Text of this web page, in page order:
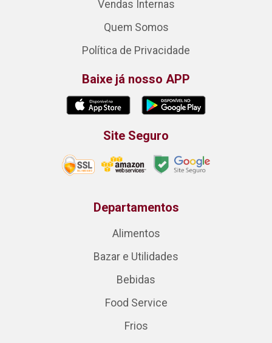
Vendas Internas
Quem Somos
Política de Privacidade
Baixe já nosso APP
Site Seguro
Departamentos
Alimentos
Bazar e Utilidades
Bebidas
Food Service
Frios